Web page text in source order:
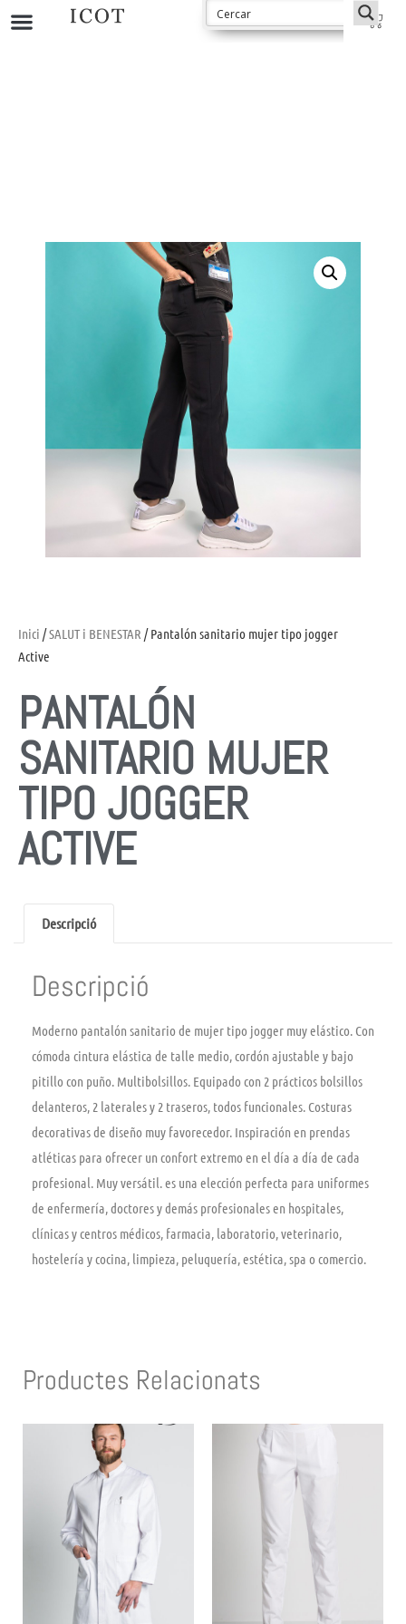
Inici /SALUT i BENESTAR / Pantalón sanitario mujer tipo jogger
Active
PANTALÓN
SANITARIO MUJER
TIPO JOGGER
ACTIVE
Descripció
Descripció
Moderno pantalón sanitario de mujer tipo jogger muy elástico. Con
cómoda cintura elástica de talle medio, cordón ajustable y bajo
pitillo con puño. Multibolsillos. Equipado con 2 prácticos bolsillos
delanteros, 2 laterales y 2 traseros, todos funcionales. Costuras
decorativas de diseño muy favorecedor. Inspiración en prendas
atléticas para ofrecer un confort extremo en el día a día de cada
profesional. Muy versátil. es una elección perfecta para uniformes
de enfermería, doctores y demás profesionales en hospitales,
clínicas y centros médicos, farmacia, laboratorio, veterinario,
hostelería y cocina, limpieza, peluquería, estética, spa o comercio.
Productes Relacionats